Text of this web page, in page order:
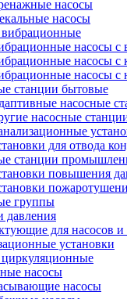
насосы
насосы
насосы с
насосы с
насосы с
станции бытовые
насосные
насосные
для отвода
станции
повышения
группы
давления
для насосов и
установки
насосы
насосы